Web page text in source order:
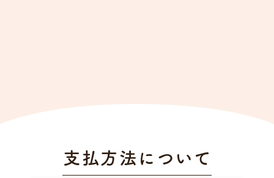
支払方法について